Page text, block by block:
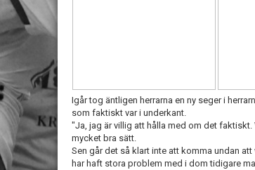
Igår tog äntligen herrarna en ny seger i
som faktiskt var i underkant.
"Ja, jag är villig att hålla med om det
mycket bra sätt.
Sen går det så klart inte att komma undan
har haft stora problem med i dom tidigare